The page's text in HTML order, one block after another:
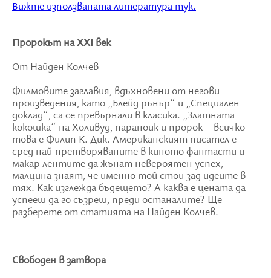
Вижте използваната литература тук.
Пророкът на XXI век
От Найден Колчев
Филмовите заглавия, вдъхновени от негови
произведения, като „Блейд рънър“ и „Специален
доклад“, са се превърнали в класика. „Златната
кокошка“ на Холивуд, параноик и пророк – всичко
това е Филип К. Дик. Американският писател е
сред най-претворяваните в киното фантасти и
макар лентите да жънат невероятен успех,
малцина знаят, че именно той стои зад идеите в
тях. Как изглежда бъдещето? А каква е цената да
успееш да го съзреш, преди останалите? Ще
разберете от статията на Найден Колчев.
Свободен в затвора